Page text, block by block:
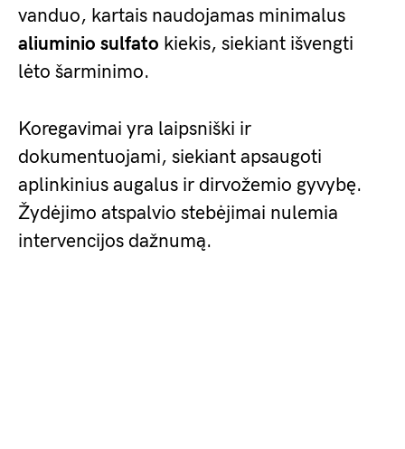
vanduo, kartais naudojamas minimalus
aliuminio sulfato kiekis, siekiant išvengti
lėto šarminimo.
Koregavimai yra laipsniški ir
dokumentuojami, siekiant apsaugoti
aplinkinius augalus ir dirvožemio gyvybę.
Žydėjimo atspalvio stebėjimai nulemia
intervencijos dažnumą.